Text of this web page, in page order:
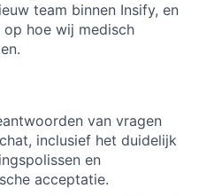
team binnen Insify, en
hoe wij medisch
van vragen
inclusief het duidelijk
en
acceptatie.